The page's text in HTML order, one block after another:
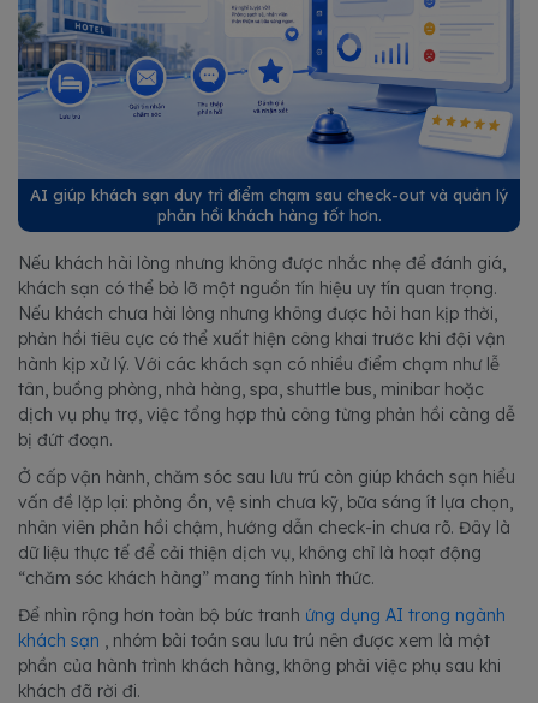
AI giúp khách sạn duy trì điểm chạm sau check-out và quản lý
phản hồi khách hàng tốt hơn.
Nếu khách hài lòng nhưng không được nhắc nhẹ để đánh giá,
khách sạn có thể bỏ lỡ một nguồn tín hiệu uy tín quan trọng.
Nếu khách chưa hài lòng nhưng không được hỏi han kịp thời,
phản hồi tiêu cực có thể xuất hiện công khai trước khi đội vận
hành kịp xử lý. Với các khách sạn có nhiều điểm chạm như lễ
tân, buồng phòng, nhà hàng, spa, shuttle bus, minibar hoặc
dịch vụ phụ trợ, việc tổng hợp thủ công từng phản hồi càng dễ
bị đứt đoạn.
Ở cấp vận hành, chăm sóc sau lưu trú còn giúp khách sạn hiểu
vấn đề lặp lại: phòng ồn, vệ sinh chưa kỹ, bữa sáng ít lựa chọn,
nhân viên phản hồi chậm, hướng dẫn check-in chưa rõ. Đây là
dữ liệu thực tế để cải thiện dịch vụ, không chỉ là hoạt động
“chăm sóc khách hàng” mang tính hình thức.
Để nhìn rộng hơn toàn bộ bức tranh ứng dụng AI trong ngành
khách sạn , nhóm bài toán sau lưu trú nên được xem là một
phần của hành trình khách hàng, không phải việc phụ sau khi
khách đã rời đi.